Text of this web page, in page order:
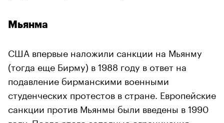
Мьянма
США впервые наложили санкции на Мьянму
(тогда еще Бирму) в 1988 году в ответ на
подавление бирманскими военными
студенческих протестов в стране. Европейские
санкции против Мьянмы были введены в 1990